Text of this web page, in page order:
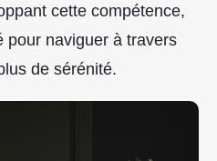
cette compétence,
pour naviguer à travers
de sérénité.